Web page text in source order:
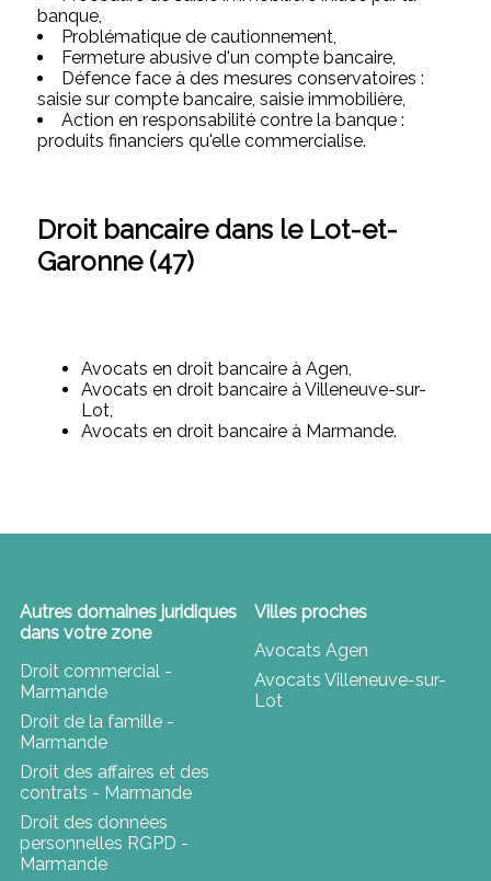
banque,
Problématique de cautionnement,
Fermeture abusive d'un compte bancaire,
Défence face à des mesures conservatoires :
saisie sur compte bancaire, saisie immobilière,
Action en responsabilité contre la banque :
produits financiers qu'elle commercialise.
Droit bancaire dans le Lot-et-
Garonne (47)
Avocats en droit bancaire à Agen,
Avocats en droit bancaire à Villeneuve-sur-
Lot,
Avocats en droit bancaire à Marmande.
Autres domaines juridiques
dans votre zone
Droit commercial -
Marmande
Droit de la famille -
Marmande
Droit des affaires et des
contrats - Marmande
Droit des données
personnelles RGPD -
Marmande
Villes proches
Avocats Agen
Avocats Villeneuve-sur-
Lot